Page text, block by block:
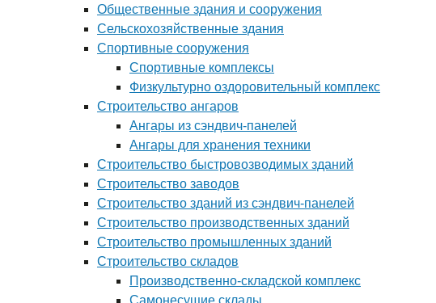
Общественные здания и сооружения
Сельскохозяйственные здания
Спортивные сооружения
Спортивные комплексы
Физкультурно оздоровительный комплекс
Строительство ангаров
Ангары из сэндвич-панелей
Ангары для хранения техники
Строительство быстровозводимых зданий
Строительство заводов
Строительство зданий из сэндвич-панелей
Строительство производственных зданий
Строительство промышленных зданий
Строительство складов
Производственно-складской комплекс
Самонесущие склады